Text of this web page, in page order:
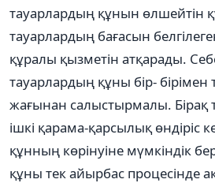
тауарлардың құнын өлшейтін
тауарлардың бағасын
құралы қызметін атқарады.
тауарлардың құны бір- бірімен
жағынан салыстырмалы. Бірақ
ішкі қарама-қарсылық өндіріс
құнның көрінуіне мүмкіндік
құны тек айырбас процесінде